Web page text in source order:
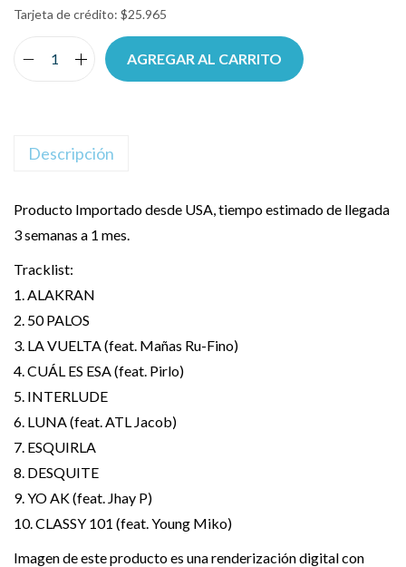
Tarjeta de crédito: $25.965
AGREGAR AL CARRITO
Descripción
Producto Importado desde USA, tiempo estimado de llegada
3 semanas a 1 mes.
Tracklist:
1. ALAKRAN
2. 50 PALOS
3. LA VUELTA (feat. Mañas Ru-Fino)
4. CUÁL ES ESA (feat. Pirlo)
5. INTERLUDE
6. LUNA (feat. ATL Jacob)
7. ESQUIRLA
8. DESQUITE
9. YO AK (feat. Jhay P)
10. CLASSY 101 (feat. Young Miko)
Imagen de este producto es una renderización digital con